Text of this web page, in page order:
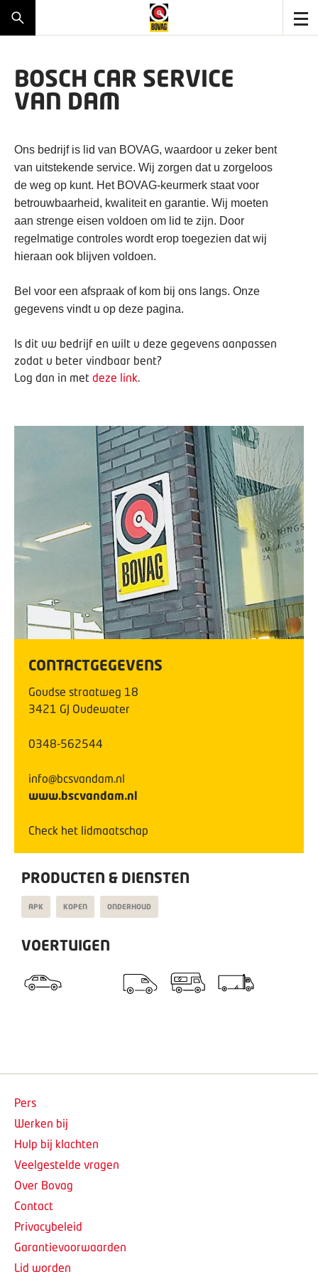
BOSCH CAR SERVICE
VAN DAM
Ons bedrijf is lid van BOVAG, waardoor u zeker bent
van uitstekende service. Wij zorgen dat u zorgeloos
de weg op kunt. Het BOVAG-keurmerk staat voor
betrouwbaarheid, kwaliteit en garantie. Wij moeten
aan strenge eisen voldoen om lid te zijn. Door
regelmatige controles wordt erop toegezien dat wij
hieraan ook blijven voldoen.
Bel voor een afspraak of kom bij ons langs. Onze
gegevens vindt u op deze pagina.
Is dit uw bedrijf en wilt u deze gegevens aanpassen
zodat u beter vindbaar bent?
Log dan in met deze link.
CONTACTGEGEVENS
Goudse straatweg 18
3421 GJ Oudewater
0348-562544
info@bcsvandam.nl
www.bscvandam.nl
Check het lidmaatschap
PRODUCTEN & DIENSTEN
APK KOPEN ONDERHOUD
VOERTUIGEN
Pers
Werken bij
Hulp bij klachten
Veelgestelde vragen
Over Bovag
Contact
Privacybeleid
Garantievoorwaarden
Lid worden